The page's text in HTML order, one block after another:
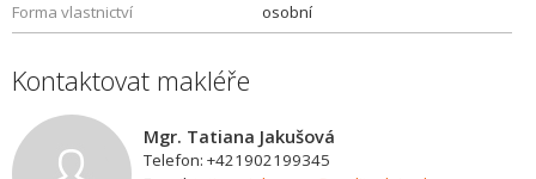
Forma vlastnictví
osobní
Kontaktovat makléře
Mgr. Tatiana Jakušová
Telefon: +421902199345